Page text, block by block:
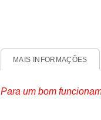
MAIS INFORMAÇÕES
Para um bom